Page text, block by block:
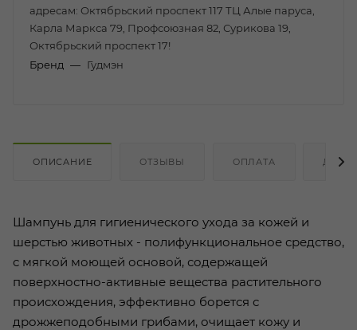
адресам: Октябрьский проспект 117 ТЦ Алые паруса,
Карла Маркса 79, Профсоюзная 82, Сурикова 19,
Октябрьский проспект 17!
Бренд — Гудмэн
ОПИСАНИЕ ОТЗЫВЫ ОПЛАТА
Шампунь для гигиенического ухода за кожей и
шерстью животных - полифункциональное средство,
с мягкой моющей основой, содержащей
поверхностно-активные вещества растительного
происхождения, эффективно борется с
дрожжеподобными грибами, очищает кожу и